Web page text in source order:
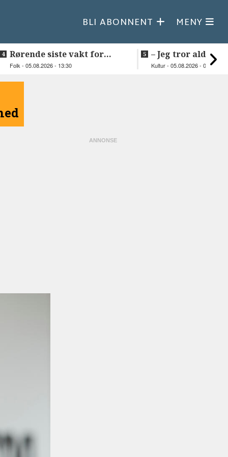
BLI ABONNENT MENY
Rørende siste vakt for
Inge på Helnessund-kaia
Folk - 05.08.2026 - 13:30
–⁠ Jeg tror aldri
så vakker natur
Kultur - 05.08.2026 - 09:20